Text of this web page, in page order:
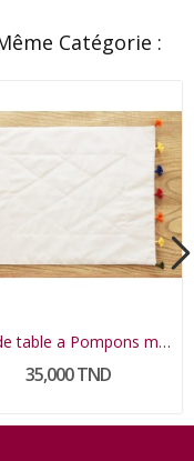
Catégorie :
Set de table a Pompons multi couleurs
35,000 TND